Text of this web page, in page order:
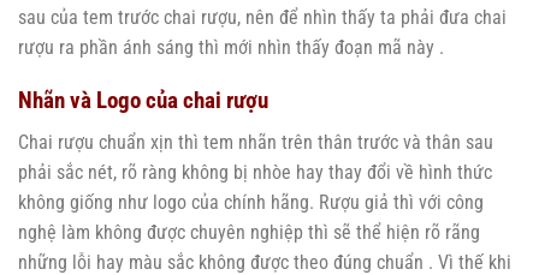
sau của tem trước chai rượu, nên để nhìn thấy ta phải đưa chai
rượu ra phần ánh sáng thì mới nhìn thấy đoạn mã này .
Nhãn và Logo của chai rượu
Chai rượu chuẩn xịn thì tem nhãn trên thân trước và thân sau
phải sắc nét, rõ ràng không bị nhòe hay thay đổi về hình thức
không giống như logo của chính hãng. Rượu giả thì với công
nghệ làm không được chuyên nghiệp thì sẽ thể hiện rõ rãng
những lỗi hay màu sắc không được theo đúng chuẩn . Vì thế khi